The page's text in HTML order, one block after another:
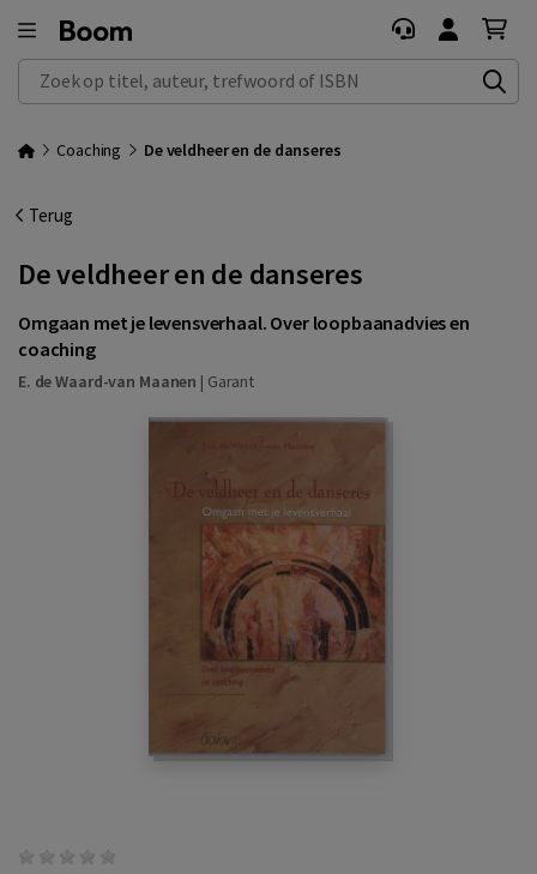
Zoek op titel, auteur, trefwoord of ISBN
Coaching De veldheer en de danseres
Terug
De veldheer en de danseres
Omgaan met je levensverhaal. Over loopbaanadvies en
coaching
E. de Waard-van Maanen | Garant